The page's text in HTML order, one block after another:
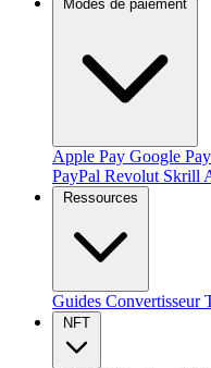
Modes de paiement
Apple Pay Google Pay
PayPal Revolut Skrill
Ressources
Guides Convertisseur
NFT